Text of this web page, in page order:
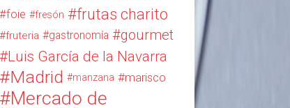
foie fresón frutas charito
fruteria gastronomía gourmet
Luis García de la Navarra
Madrid manzana marisco
Mercado de